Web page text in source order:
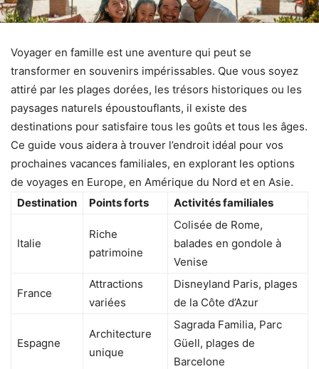
Voyager en famille est une aventure qui peut se
transformer en souvenirs impérissables. Que vous soyez
attiré par les plages dorées, les trésors historiques ou les
paysages naturels époustouflants, il existe des
destinations pour satisfaire tous les goûts et tous les âges.
Ce guide vous aidera à trouver l’endroit idéal pour vos
prochaines vacances familiales, en explorant les options
de voyages en Europe, en Amérique du Nord et en Asie.
Destination
Points forts Activités familiales
Italie
Riche
patrimoine
Colisée de Rome,
balades en gondole à
Venise
France
Attractions
variées
Disneyland Paris, plages
de la Côte d’Azur
Espagne
Architecture
unique
Sagrada Familia, Parc
Güell, plages de
Barcelone